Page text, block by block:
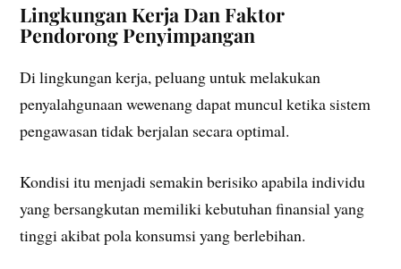
Lingkungan Kerja Dan Faktor
Pendorong Penyimpangan
Di lingkungan kerja, peluang untuk melakukan
penyalahgunaan wewenang dapat muncul ketika sistem
pengawasan tidak berjalan secara optimal.
Kondisi itu menjadi semakin berisiko apabila individu
yang bersangkutan memiliki kebutuhan finansial yang
tinggi akibat pola konsumsi yang berlebihan.